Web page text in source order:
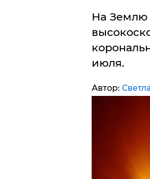
На Землю
июля.
Автор: